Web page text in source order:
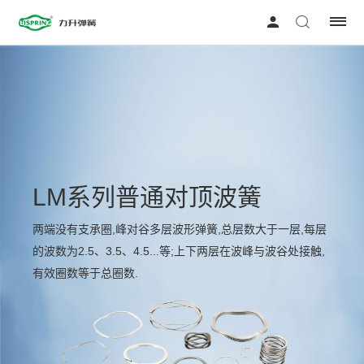
LM系列普通对顶波簧
两端没有支承圈,峰对谷多层波形弹簧,总层数大于一层,每层
的波数为2.5、3.5、4.5...等;上下两层在波峰与波谷处接触,
有效圈数等于总圈数.